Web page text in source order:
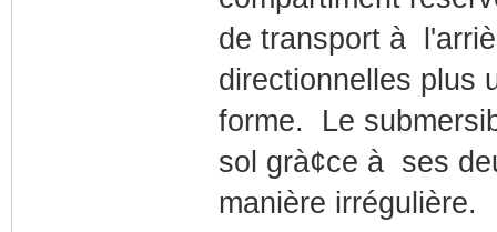
de transport à
directionnelles plus
forme. Le
sol grà¢ce à ses
manière irrégulière.